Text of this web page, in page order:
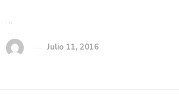
…
Julio 11, 2016